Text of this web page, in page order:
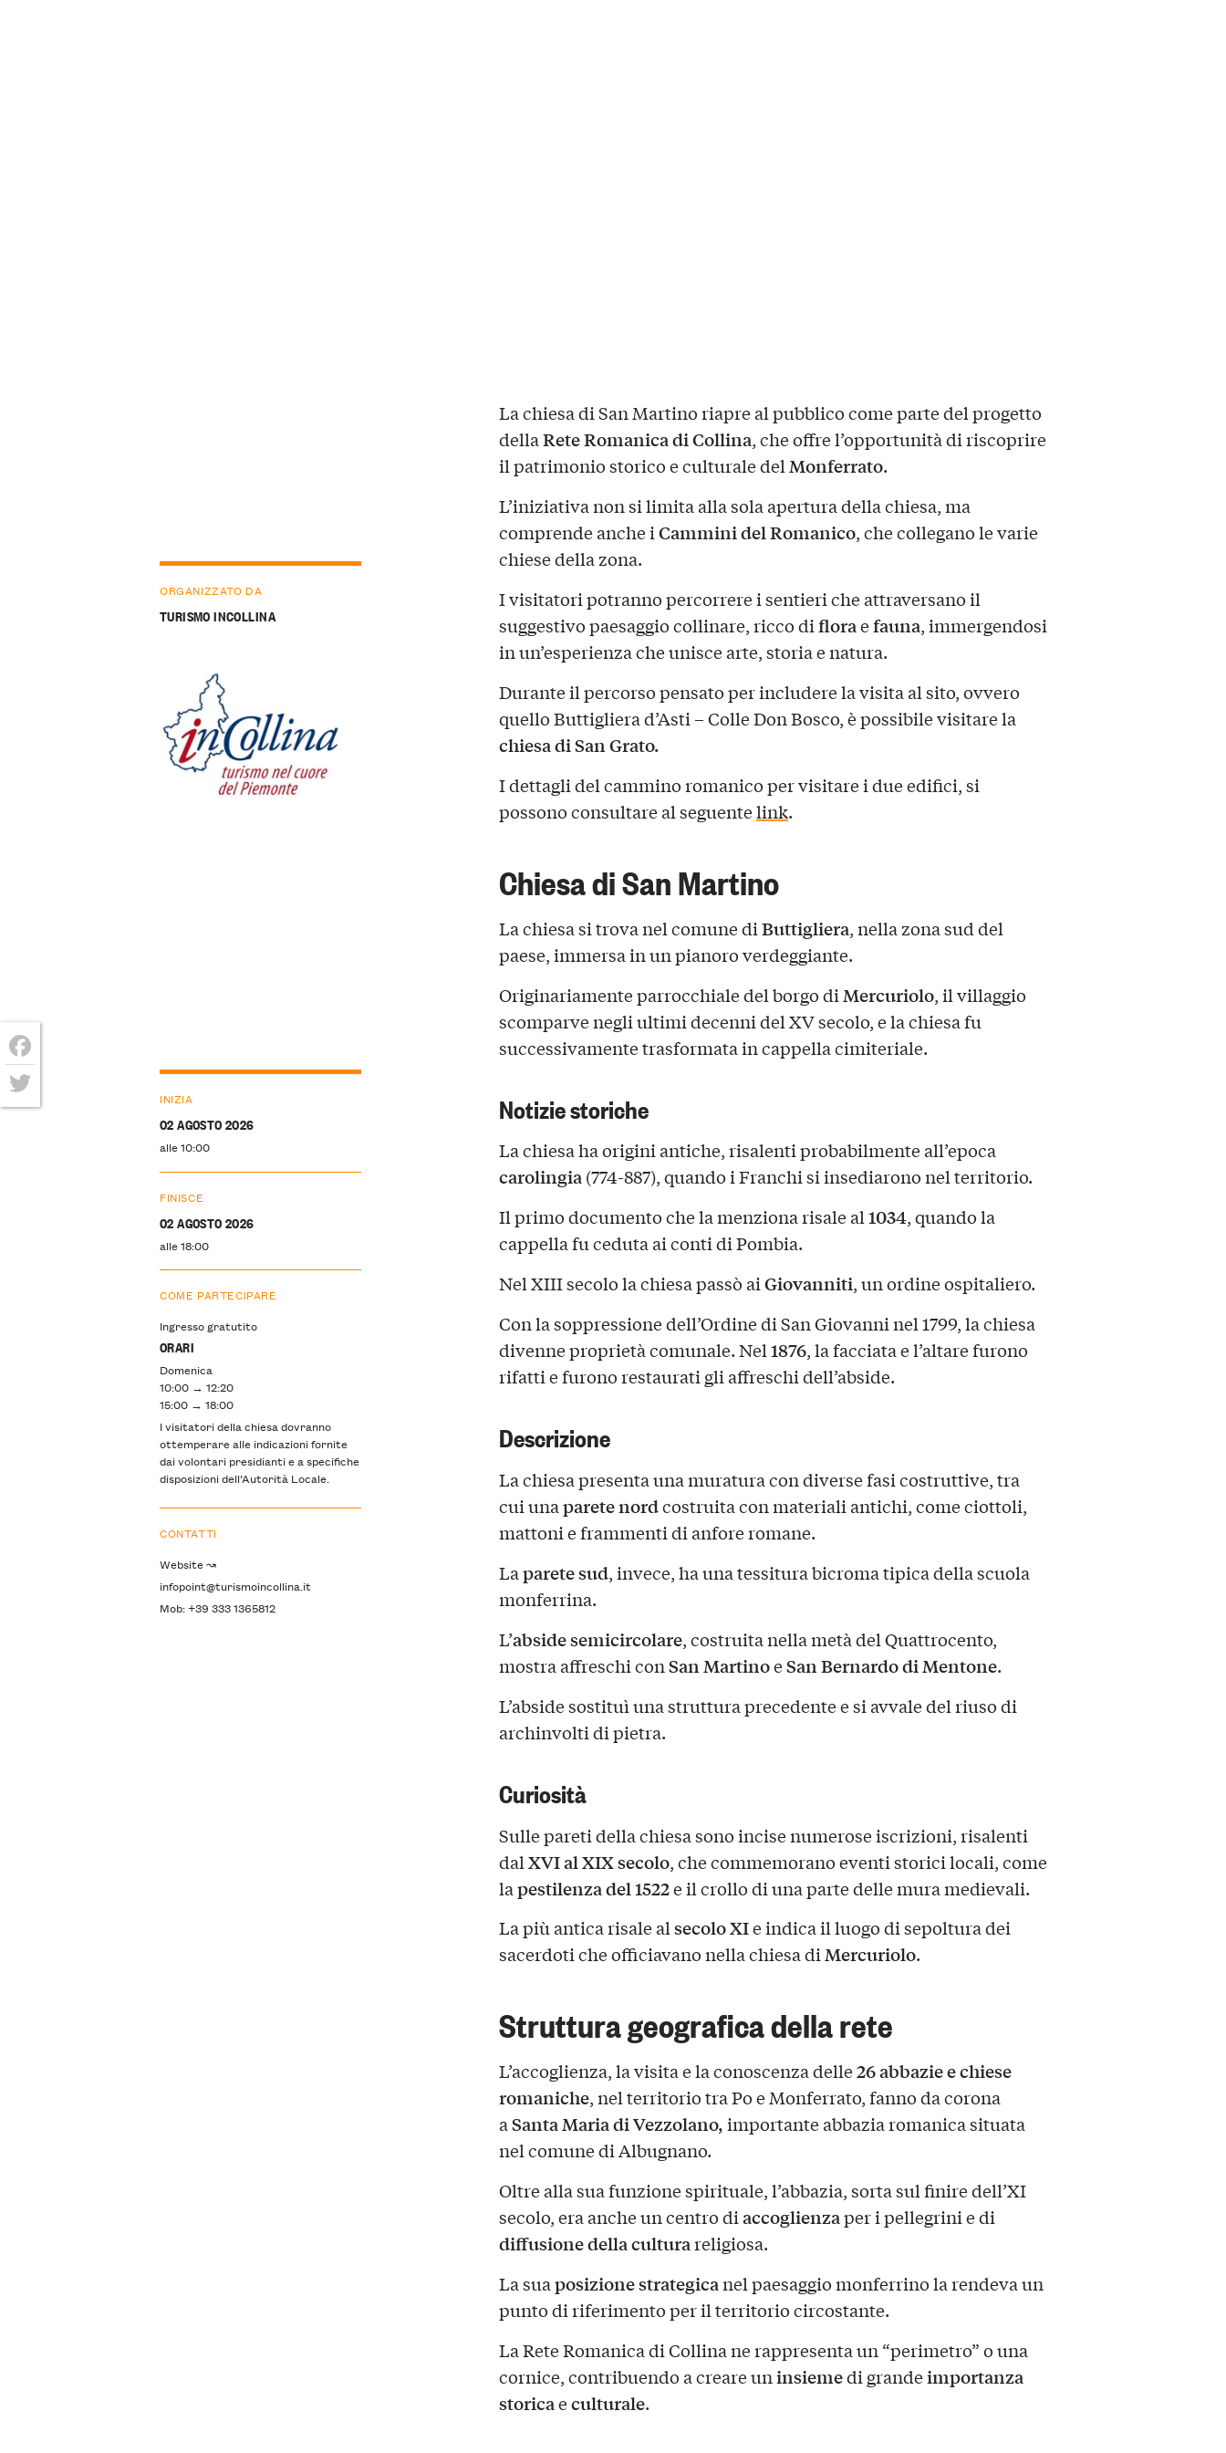
La chiesa di San Martino riapre al pubblico come parte del progetto
dellaRete Romanica di Collina, che offre l’opportunità di riscoprire
il patrimonio storico e culturale delMonferrato.
L’iniziativa non si limita alla sola apertura della chiesa, ma
comprende anche iCammini del Romanico, che collegano le varie
chiese della zona.
I visitatori potranno percorrere i sentieri che attraversano il
suggestivo paesaggio collinare, ricco difloraefauna, immergendosi
in un’esperienza che unisce arte, storia e natura.
Durante il percorso pensato per includere la visita al sito, ovvero
quello Buttigliera d’Asti – Colle Don Bosco, è possibile visitare la
chiesa di San Grato.
I dettagli del cammino romanico per visitare i due edifici, si
possono consultare al seguentelink.
Chiesa di San Martino
La chiesa si trova nel comune diButtigliera, nella zona sud del
paese, immersa in un pianoro verdeggiante.
Originariamente parrocchiale del borgo diMercuriolo, il villaggio
scomparve negli ultimi decenni del XV secolo, e la chiesa fu
successivamente trasformata in cappella cimiteriale.
Notizie storiche
La chiesa ha origini antiche, risalenti probabilmente all’epoca
carolingia(774-887), quando i Franchi si insediarono nel territorio.
Il primo documento che la menziona risale al1034, quando la
cappella fu ceduta ai conti di Pombia.
Nel XIII secolo la chiesa passò aiGiovanniti, un ordine ospitaliero.
Con la soppressione dell’Ordine di San Giovanni nel 1799, la chiesa
divenne proprietà comunale. Nel1876, la facciata e l’altare furono
rifatti e furono restaurati gli affreschi dell’abside.
Descrizione
La chiesa presenta una muratura con diverse fasi costruttive, tra
cui unaparete nordcostruita con materiali antichi, come ciottoli,
mattoni e frammenti di anfore romane.
Laparete sud, invece, ha una tessitura bicroma tipica della scuola
monferrina.
L’abside semicircolare, costruita nella metà del Quattrocento,
mostra affreschi conSan MartinoeSan Bernardo di Mentone.
L’abside sostituì una struttura precedente e si avvale del riuso di
archinvolti di pietra.
Curiosità
Sulle pareti della chiesa sono incise numerose iscrizioni, risalenti
dalXVI al XIX secolo, che commemorano eventi storici locali, come
lapestilenza del 1522e il crollo di una parte delle mura medievali.
La più antica risale alsecolo XIe indica il luogo di sepoltura dei
sacerdoti che officiavano nella chiesa diMercuriolo.
Struttura geografica della rete
L’accoglienza, la visita e la conoscenza delle26abbazie e chiese
romaniche, nel territorio tra Po e Monferrato, fanno da corona
aSanta Maria di Vezzolano,importante abbazia romanica situata
nel comune di Albugnano.
Oltre alla sua funzione spirituale, l’abbazia, sorta sul finire dell’XI
secolo, era anche un centro diaccoglienzaper i pellegrini e di
diffusione della culturareligiosa.
La suaposizione strategicanel paesaggio monferrino la rendeva un
punto di riferimento per il territorio circostante.
La Rete Romanica di Collina ne rappresenta un “perimetro” o una
cornice, contribuendo a creare uninsiemedi grandeimportanza
storicaeculturale.
ORGANIZZATO DA
TURISMO INCOLLINA
INIZIA
02 AGOSTO 2026
alle 10:00
FINISCE
02 AGOSTO 2026
alle 18:00
COME PARTECIPARE
Ingresso gratutito
ORARI
Domenica
10:00 → 12:20
15:00 → 18:00
I visitatori della chiesa dovranno
ottemperare alle indicazioni fornite
dai volontari presidianti e a specifiche
disposizioni dell’Autorità Locale.
CONTATTI
Website ↝
infopoint@turismoincollina.it
Mob: +39 333 1365812
Facebook
Twitter